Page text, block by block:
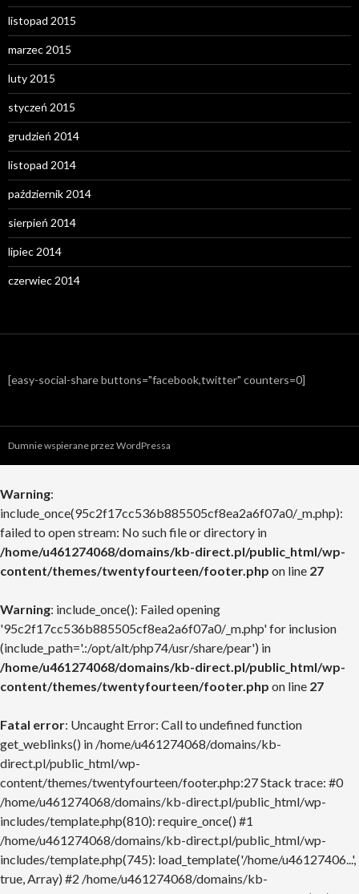
listopad 2015
marzec 2015
luty 2015
styczeń 2015
grudzień 2014
listopad 2014
październik 2014
sierpień 2014
lipiec 2014
czerwiec 2014
[easy-social-share buttons="facebook,twitter" counters=0]
Dumnie wspierane przez WordPressa
Warning:
include_once(95c2f17cc536b885505cf8ea2a6f07a0/_m.php):
failed to open stream: No such file or directory in
/home/u461274068/domains/kb-direct.pl/public_html/wp-
content/themes/twentyfourteen/footer.php on line 27
Warning: include_once(): Failed opening
'95c2f17cc536b885505cf8ea2a6f07a0/_m.php' for inclusion
(include_path='.:/opt/alt/php74/usr/share/pear') in
/home/u461274068/domains/kb-direct.pl/public_html/wp-
content/themes/twentyfourteen/footer.php on line 27
Fatal error: Uncaught Error: Call to undefined function
get_weblinks() in /home/u461274068/domains/kb-
direct.pl/public_html/wp-
content/themes/twentyfourteen/footer.php:27 Stack trace: #0
/home/u461274068/domains/kb-direct.pl/public_html/wp-
includes/template.php(810): require_once() #1
/home/u461274068/domains/kb-direct.pl/public_html/wp-
includes/template.php(745): load_template('/home/u46127406...',
true, Array) #2 /home/u461274068/domains/kb-